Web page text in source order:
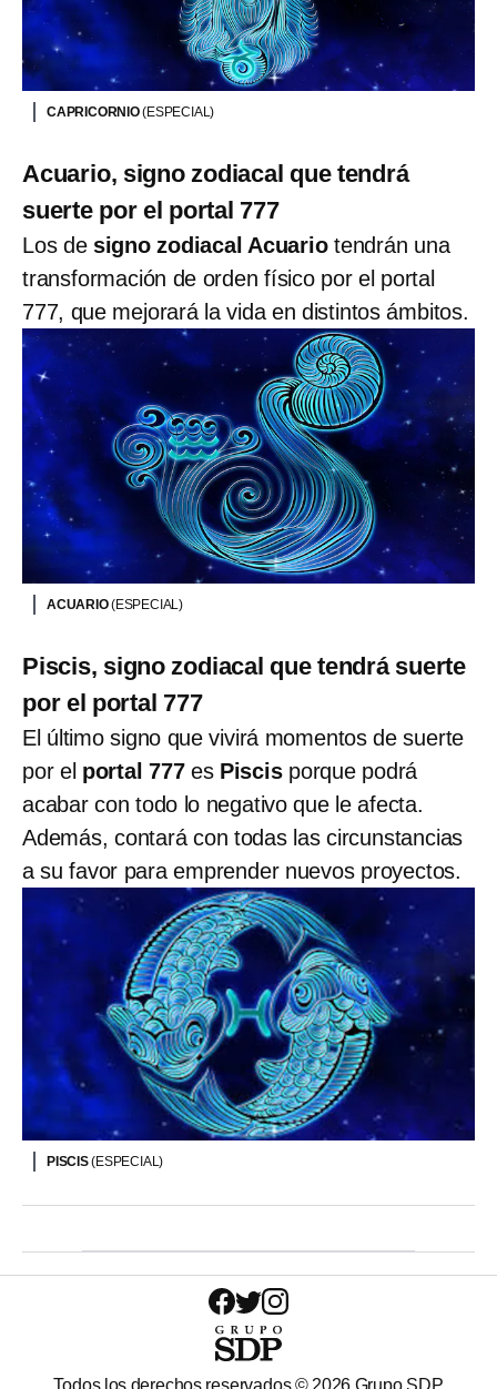
CAPRICORNIO(ESPECIAL)
Acuario, signo zodiacal que tendrá
suerte por el portal 777
Los de signo zodiacal Acuariotendrán una
transformación de orden físico por el portal
777, que mejorará la vida en distintos ámbitos.
ACUARIO(ESPECIAL)
Piscis, signo zodiacal que tendrá suerte
por el portal 777
El último signo que vivirá momentos de suerte
por elportal 777es Piscis porque podrá
acabar con todo lo negativo que le afecta.
Además, contará con todas las circunstancias
a su favor para emprender nuevos proyectos.
PISCIS(ESPECIAL)